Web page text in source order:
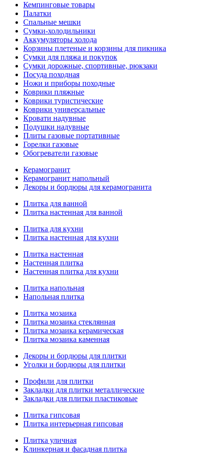
Кемпинговые товары
Палатки
Спальные мешки
Сумки-холодильники
Аккумуляторы холода
Корзины плетеные и корзины для пикника
Сумки для пляжа и покупок
Сумки дорожные, спортивные, рюкзаки
Посуда походная
Ножи и приборы походные
Коврики пляжные
Коврики туристические
Коврики универсальные
Кровати надувные
Подушки надувные
Плиты газовые портативные
Горелки газовые
Обогреватели газовые
Керамогранит
Керамогранит напольный
Декоры и бордюры для керамогранита
Плитка для ванной
Плитка настенная для ванной
Плитка для кухни
Плитка настенная для кухни
Плитка настенная
Настенная плитка
Настенная плитка для кухни
Плитка напольная
Напольная плитка
Плитка мозаика
Плитка мозаика стеклянная
Плитка мозаика керамическая
Плитка мозаика каменная
Декоры и бордюры для плитки
Уголки и бордюры для плитки
Профили для плитки
Закладки для плитки металлические
Закладки для плитки пластиковые
Плитка гипсовая
Плитка интерьерная гипсовая
Плитка уличная
Клинкерная и фасадная плитка